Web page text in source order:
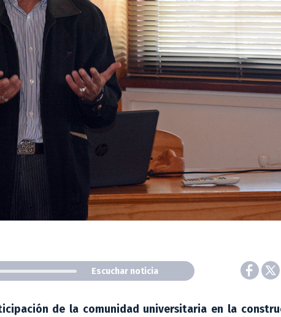
Escuchar noticia
de la comunidad universitaria en la